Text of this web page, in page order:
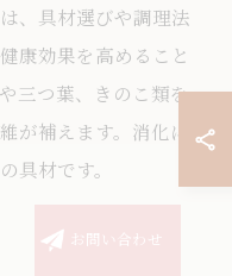
、具材選びや調理法
康効果を高めること
三つ葉、きのこ類を
が補えます。消化に
具材です。
てます。自宅で作る
お問い合わせ